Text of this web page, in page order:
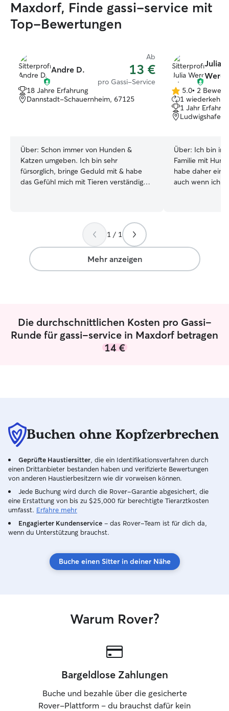
Maxdorf, Finde gassi-service mit
Top-Bewertungen
Andre D.
Ab
13 €
pro Gassi-Service
18 Jahre Erfahrung
Dannstadt-Schauernheim, 67125
Über: Schon immer von Hunden &
Katzen umgeben. Ich bin sehr
fürsorglich, bringe Geduld mit & habe
das Gefühl mich mit Tieren verständigen
nicht nur kurz versorgt werden, sondern
auch Aufmerksamkeit, Beschäftigung
und Zuneigung bekommen. Ich bin unter
der Woche flexibel und je nach
Absprache auch am Wochenende
ihn mit einem guten Gefühl bei mir
lassen kannst. Ich halte mich an deine
Wünsche und Routinen und nehme mir
die Zeit, die dein Tier braucht – egal ob
Julia
5.0
von
5
Sternen
5.0• 2
1
1 Jahr
Ludwigshafen
Über: Ich bin in
Familie mit
habe daher ein
auch wenn ich
zu sammeln. :) Momentan arbeite ich
nicht und bin
Ausbildung,
Spielen. Auf
einfache Tricks.
Zuhause ist
1 / 1
Mehr anzeigen
Die durchschnittlichen Kosten pro Gassi-
Runde für gassi-service in Maxdorf betragen
14 €
Buchen ohne Kopfzerbrechen
Geprüfte Haustiersitter , die ein Identifikationsverfahren durch
einen Drittanbieter bestanden haben und verifizierte Bewertungen
von anderen Haustierbesitzern wie dir vorweisen können.
Jede Buchung wird durch die Rover-Garantie abgesichert, die
eine Erstattung von bis zu $25,000 für berechtigte Tierarztkosten
umfasst. Erfahre mehr
Engagierter Kundenservice – das Rover-Team ist für dich da,
wenn du Unterstützung brauchst.
Buche einen Sitter in deiner Nähe
Warum Rover?
Bargeldlose Zahlungen
Buche und bezahle über die gesicherte
Rover-Plattform – du brauchst dafür kein